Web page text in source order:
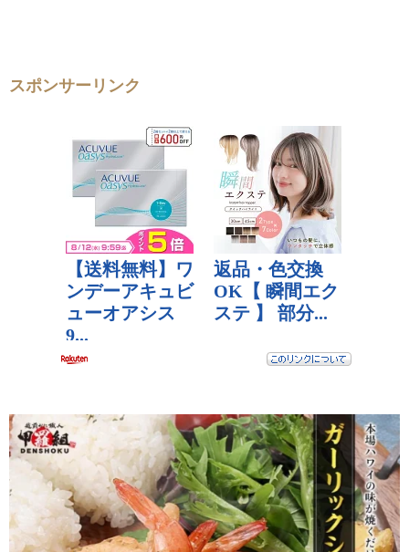
スポンサーリンク